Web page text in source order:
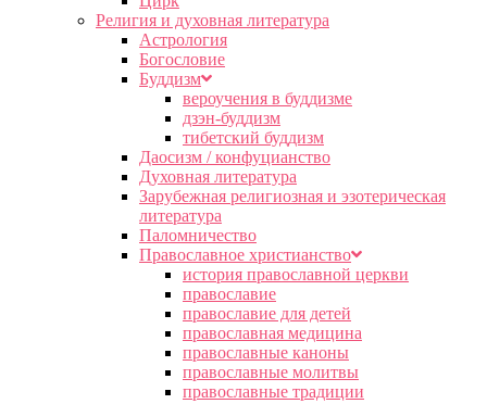
Религия и духовная литература
Астрология
Богословие
Буддизм
вероучения в буддизме
дзэн-буддизм
тибетский буддизм
Даосизм / конфуцианство
Духовная литература
Зарубежная религиозная и эзотерическая
литература
Паломничество
Православное христианство
история православной церкви
православие
православие для детей
православная медицина
православные каноны
православные молитвы
православные традиции